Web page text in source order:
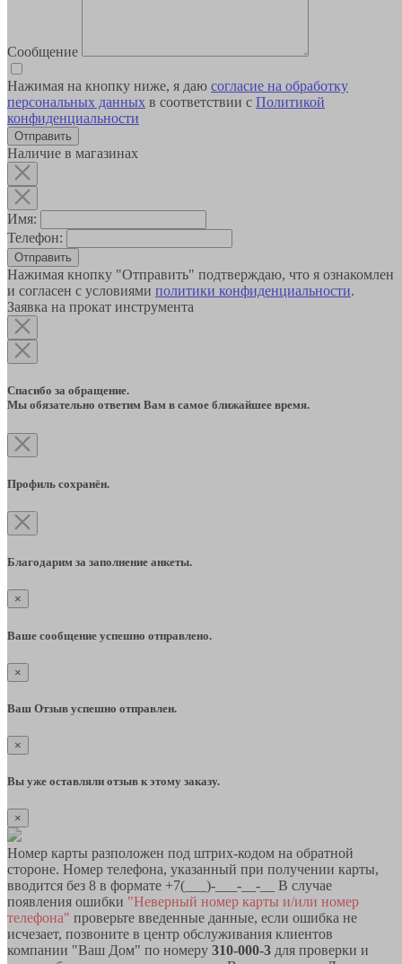
Сообщение
Нажимая на кнопку ниже, я даю согласие на обработку
персональных данных в соответствии с Политикой
конфиденциальности
Наличие в магазинах
Имя:
Телефон:
Отправить
Нажимая кнопку "Отправить" подтверждаю, что я ознакомлен
и согласен с условиями политики конфиденциальности.
Заявка на прокат инструмента
Спасибо за обращение.
Мы обязательно ответим Вам в самое ближайшее время.
Профиль сохранён.
Благодарим за заполнение анкеты.
×
Ваше сообщение успешно отправлено.
×
Ваш Отзыв успешно отправлен.
×
Вы уже оставляли отзыв к этому заказу.
×
Номер карты разположен под штрих-кодом на обратной
стороне. Номер телефона, указанный при получении карты,
вводится без 8 в формате +7(___)-___-__-__ В случае
появления ошибки "Неверный номер карты и/или номер
телефона" проверьте введенные данные, если ошибка не
исчезает, позвоните в центр обслуживания клиентов
компании "Ваш Дом" по номеру 310-000-3 для проверки и